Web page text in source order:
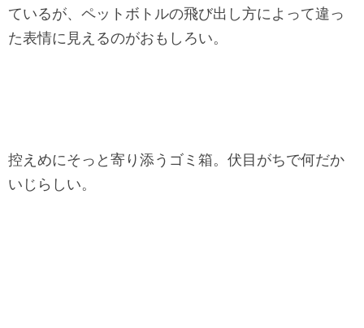
ているが、ペットボトルの飛び出し方によって違っ
た表情に見えるのがおもしろい。
控えめにそっと寄り添うゴミ箱。伏目がちで何だか
いじらしい。